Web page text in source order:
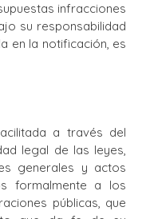
infracciones
su responsabilidad
en la notificación, es
a través del
legal de las leyes,
generales y actos
formalmente a los
públicas, que